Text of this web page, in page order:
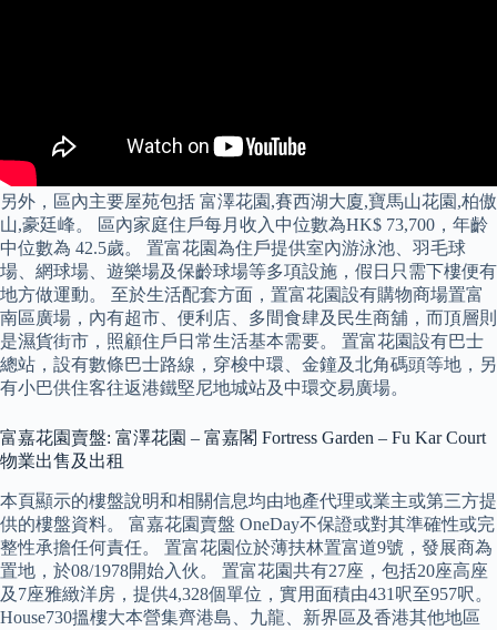
另外，區內主要屋苑包括 富澤花園,賽西湖大廈,寶馬山花園,柏傲
山,豪廷峰。 區內家庭住戶每月收入中位數為HK$ 73,700，年齡
中位數為 42.5歲。 置富花園為住戶提供室內游泳池、羽毛球
場、網球場、遊樂場及保齡球場等多項設施，假日只需下樓便有
地方做運動。 至於生活配套方面，置富花園設有購物商場置富
南區廣場，內有超市、便利店、多間食肆及民生商舖，而頂層則
是濕貨街市，照顧住戶日常生活基本需要。 置富花園設有巴士
總站，設有數條巴士路線，穿梭中環、金鐘及北角碼頭等地，另
有小巴供住客往返港鐵堅尼地城站及中環交易廣場。
富嘉花園賣盤: 富澤花園 – 富嘉閣 Fortress Garden – Fu Kar Court
物業出售及出租
本頁顯示的樓盤說明和相關信息均由地產代理或業主或第三方提
供的樓盤資料。 富嘉花園賣盤 OneDay不保證或對其準確性或完
整性承擔任何責任。 置富花園位於薄扶林置富道9號，發展商為
置地，於08/1978開始入伙。 置富花園共有27座，包括20座高座
及7座雅緻洋房，提供4,328個單位，實用面積由431呎至957呎。
House730搵樓大本營集齊港島、九龍、新界區及香港其他地區